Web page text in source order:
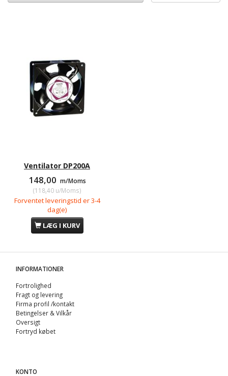
Ventilator DP200A
148,00 m/Moms
(118,40u/Moms)
Forventet leveringstid er 3-4
dag(e)
LÆG I KURV
INFORMATIONER
Fortrolighed
Fragt og levering
Firma profil /kontakt
Betingelser & Vilkår
Oversigt
Fortryd købet
KONTO